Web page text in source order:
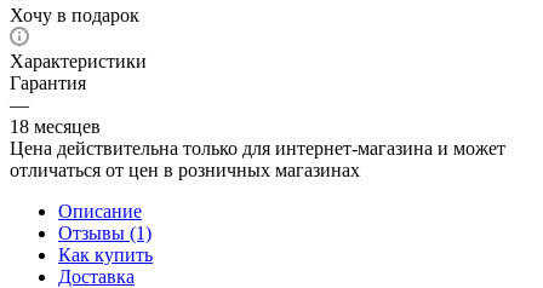
Хочу в подарок
Характеристики
Гарантия
—
18 месяцев
Цена действительна только для интернет-магазина и может
отличаться от цен в розничных магазинах
Описание
Отзывы (1)
Как купить
Доставка